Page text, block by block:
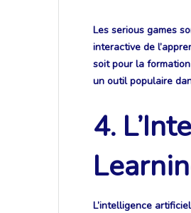
Les serious games
interactive de
soit pour la
un outil populaire
4.
L’intelligence